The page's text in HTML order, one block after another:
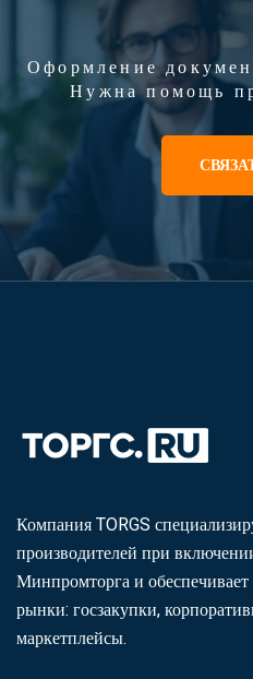
Оформление
Нужна помощь
Компания TORGS
производителей при
Минпромторга и
рынки: госзакупки,
маркетплейсы.